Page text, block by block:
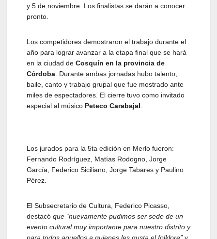
y 5 de noviembre. Los finalistas se darán a conocer
pronto.
Los competidores demostraron el trabajo durante el
año para lograr avanzar a la etapa final que se hará
en la ciudad de Cosquín en la provincia de
Córdoba . Durante ambas jornadas hubo talento,
baile, canto y trabajo grupal que fue mostrado ante
miles de espectadores. El cierre tuvo como invitado
especial al músico Peteco Carabajal
Los jurados para la 5ta edición en Merlo fueron:
Fernando Rodríguez, Matías Rodogno, Jorge
García, Federico Siciliano, Jorge Tabares y Paulino
Pérez.
El Subsecretario de Cultura, Federico Picasso,
destacó que “nuevamente pudimos ser sede de un
evento cultural muy importante para nuestro distrito y